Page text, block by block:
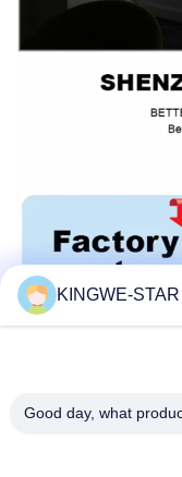
KINGWE-STAR
Good day, what